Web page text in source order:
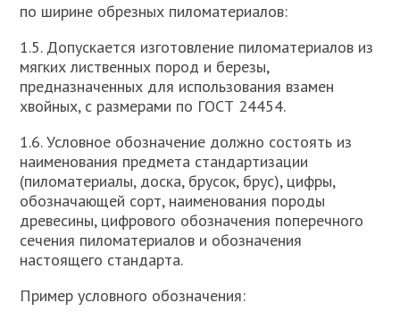
по ширине обрезных пиломатериалов:
1.5. Допускается изготовление пиломатериалов из
мягких лиственных пород и березы,
предназначенных для использования взамен
хвойных, с размерами по ГОСТ 24454.
1.6. Условное обозначение должно состоять из
наименования предмета стандартизации
(пиломатериалы, доска, брусок, брус), цифры,
обозначающей сорт, наименования породы
древесины, цифрового обозначения поперечного
сечения пиломатериалов и обозначения
настоящего стандарта.
Пример условного обозначения: